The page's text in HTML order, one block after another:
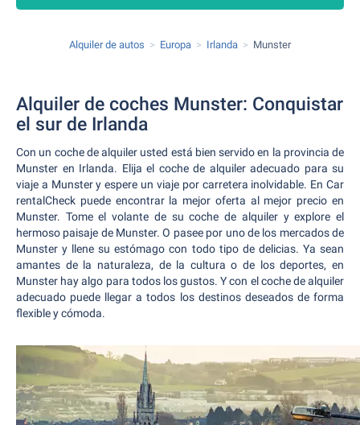
Alquiler de autos Europa Irlanda Munster
Alquiler de coches Munster: Conquistar
el sur de Irlanda
Con un coche de alquiler usted está bien servido en la provincia de
Munster en Irlanda. Elija el coche de alquiler adecuado para su
viaje a Munster y espere un viaje por carretera inolvidable. En Car
rentalCheck puede encontrar la mejor oferta al mejor precio en
Munster. Tome el volante de su coche de alquiler y explore el
hermoso paisaje de Munster. O pasee por uno de los mercados de
Munster y llene su estómago con todo tipo de delicias. Ya sean
amantes de la naturaleza, de la cultura o de los deportes, en
Munster hay algo para todos los gustos. Y con el coche de alquiler
adecuado puede llegar a todos los destinos deseados de forma
flexible y cómoda.